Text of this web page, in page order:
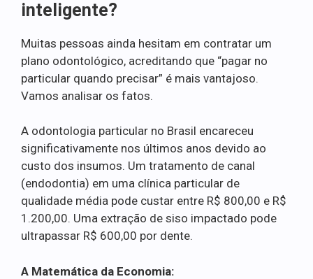
inteligente?
Muitas pessoas ainda hesitam em contratar um
plano odontológico, acreditando que “pagar no
particular quando precisar” é mais vantajoso.
Vamos analisar os fatos.
A odontologia particular no Brasil encareceu
significativamente nos últimos anos devido ao
custo dos insumos. Um tratamento de canal
(endodontia) em uma clínica particular de
qualidade média pode custar entre R$ 800,00 e R$
1.200,00. Uma extração de siso impactado pode
ultrapassar R$ 600,00 por dente.
A Matemática da Economia: